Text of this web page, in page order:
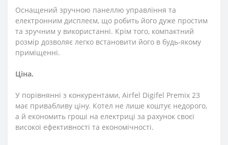
Оснащений зручною панеллю управління та
електронним дисплеєм, що робить його дуже простим
та зручним у використанні. Крім того, компактний
розмір дозволяє легко встановити його в будь-якому
приміщенні.
Ціна.
У порівнянні з конкурентами, Airfel Digifel Premix 23
має привабливу ціну. Котел не лише коштує недорого,
а й економить гроші на електриці за рахунок своєї
високої ефективності та економічності.